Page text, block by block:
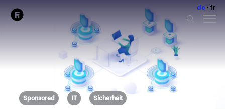
de fr
Sponsored IT Sicherheit